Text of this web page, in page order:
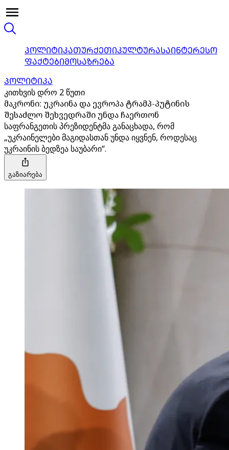
ᲞᲝᲚᲘᲢᲘᲙᲐᲗᲣᲠᲥᲔᲗᲘᲙᲣᲚᲢᲣᲠᲐᲡᲐᲘᲜᲢᲔᲠᲔᲡᲝ
ᲤᲐᲥᲢᲔᲑᲘᲛᲝᲡᲐᲖᲠᲔᲑᲐ
ᲞᲝᲚᲘᲢᲘᲙᲐ
კითხვის დრო 2 წუთი
მაკრონი: უკრაინა და ევროპა ტრამპ-პუტინის
შესაძლო შეხვედრაში უნდა ჩაერთონ
საფრანგეთის პრეზიდენტმა განაცხადა, რომ
„უკრაინელები მაგიდასთან უნდა იყვნენ, როდესაც
უკრაინის ბედზეა საუბარი“.
გაზიარება